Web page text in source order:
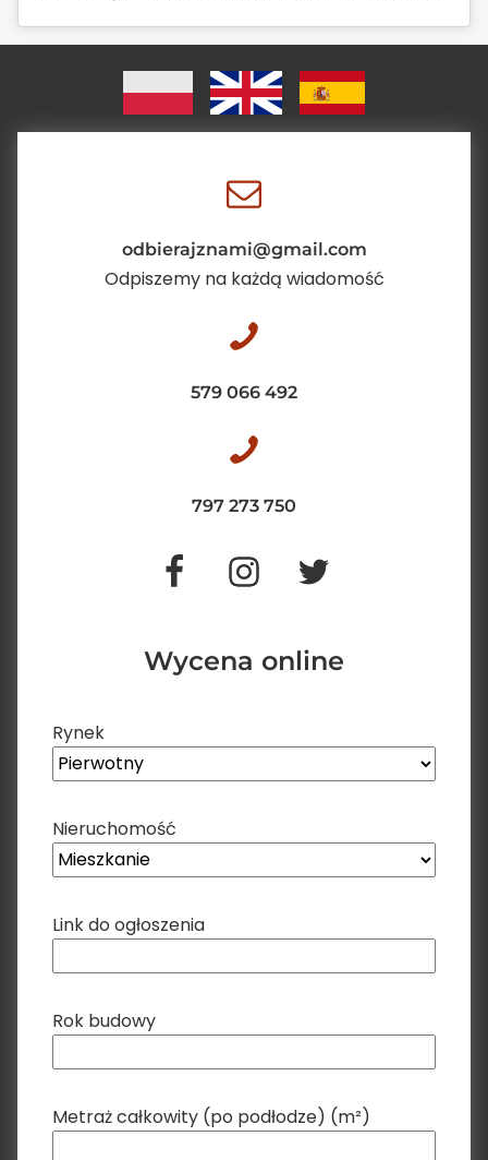
odbierajznami@gmail.com
Odpiszemy na każdą wiadomość
579 066 492
797 273 750
Wycena online
Rynek
Nieruchomość
Link do ogłoszenia
Rok budowy
Metraż całkowity (po podłodze) (m²)